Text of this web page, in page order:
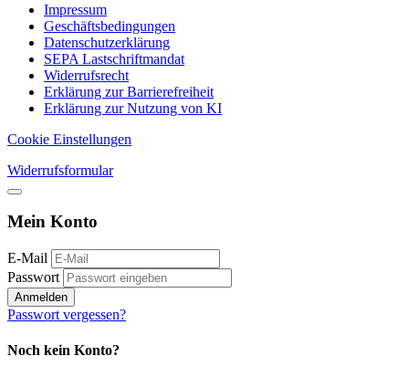
Impressum
Geschäftsbedingungen
Datenschutzerklärung
SEPA Lastschriftmandat
Widerrufsrecht
Erklärung zur Barrierefreiheit
Erklärung zur Nutzung von KI
Cookie Einstellungen
Widerrufsformular
Mein Konto
E-Mail
Passwort
Anmelden
Passwort vergessen?
Noch kein Konto?